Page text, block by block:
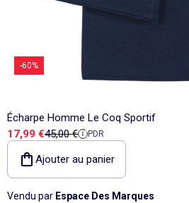
-60%
Écharpe Homme Le Coq Sportif
Prix de vente
17,99 €Prix de référence
45,00 € PDR
Ajouter au panier
Vendu par Espace Des Marques